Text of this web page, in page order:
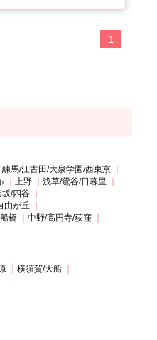
1
練馬/江古田/大泉学園/西東京
上野
浅草/鶯谷/日暮里
坂/四谷
由が丘
橋
中野/高円寺/荻窪
横須賀/大船